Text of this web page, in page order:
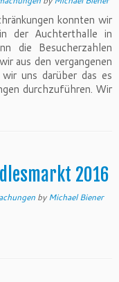
konnten wir
der Auchterthalle in
die Besucherzahlen
aus den vergangenen
uns darüber das es
durchzuführen. Wir
2016
byMichael Biener